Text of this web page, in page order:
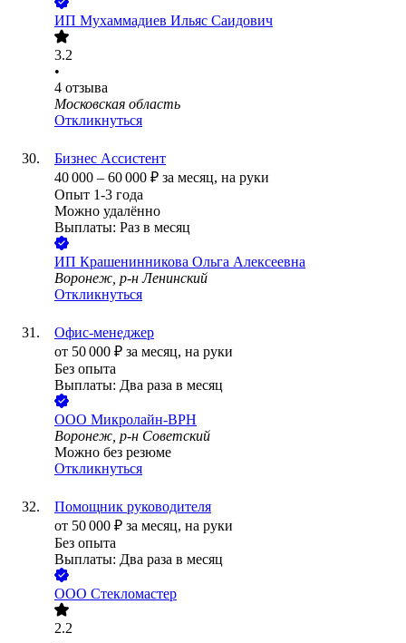
ИП Мухаммадиев Ильяс Саидович
3.2
•
4 отзыва
Московская область
Откликнуться
Бизнес Ассистент
40 000 – 60 000 ₽ за месяц, на руки
Опыт 1-3 года
Можно удалённо
Выплаты: Раз в месяц
ИП Крашенинникова Ольга Алексеевна
Воронеж, р-н Ленинский
Откликнуться
Офис-менеджер
от 50 000 ₽ за месяц, на руки
Без опыта
Выплаты: Два раза в месяц
ООО Микролайн-ВРН
Воронеж, р-н Советский
Можно без резюме
Откликнуться
Помощник руководителя
от 50 000 ₽ за месяц, на руки
Без опыта
Выплаты: Два раза в месяц
ООО Стекломастер
2.2